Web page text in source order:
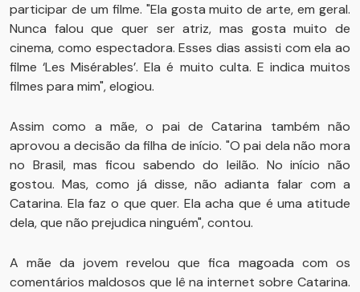
participar de um filme. "Ela gosta muito de arte, em geral.
Nunca falou que quer ser atriz, mas gosta muito de
cinema, como espectadora. Esses dias assisti com ela ao
filme ‘Les Misérables’. Ela é muito culta. E indica muitos
filmes para mim", elogiou.
Assim como a mãe, o pai de Catarina também não
aprovou a decisão da filha de início. "O pai dela não mora
no Brasil, mas ficou sabendo do leilão. No início não
gostou. Mas, como já disse, não adianta falar com a
Catarina. Ela faz o que quer. Ela acha que é uma atitude
dela, que não prejudica ninguém", contou.
A mãe da jovem revelou que fica magoada com os
comentários maldosos que lê na internet sobre Catarina.